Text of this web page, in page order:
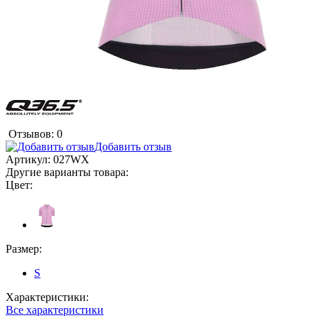
Отзывов: 0
Добавить отзыв
Артикул: 027WX
Другие варианты товара:
Цвет:
Размер:
S
Характеристики:
Все характеристики